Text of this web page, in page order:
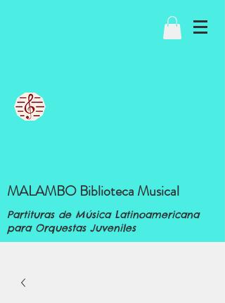
MALAMBO Biblioteca Musical
Partituras de Música Latinoamericana
para Orquestas Juveniles